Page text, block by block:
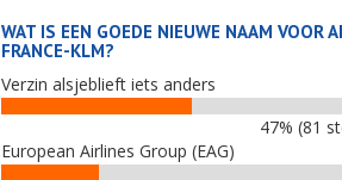
WAT IS EEN GOEDE NIEUWE NAAM VOOR
FRANCE-KLM?
Verzin alsjeblieft iets anders
47% (81
European Airlines Group (EAG)